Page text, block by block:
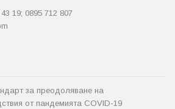
19; 0895 712 807
за преодоляване на
от пандемията COVID-19